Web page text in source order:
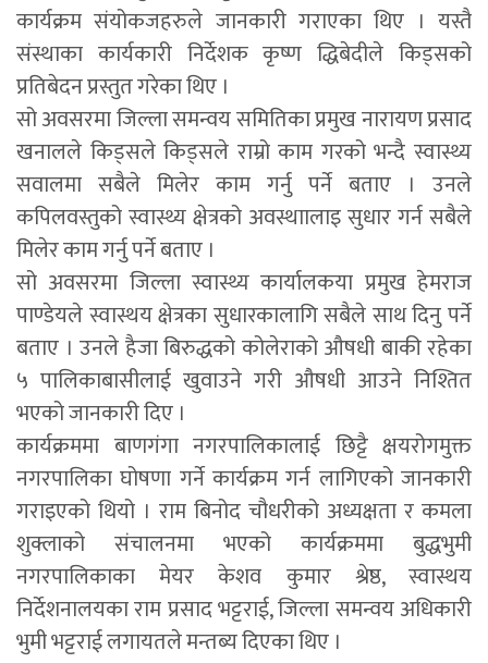
कार्यक्रम संयोकजहरुले जानकारी गराएका थिए । यस्तै
संस्थाका कार्यकारी निर्देशक कृष्ण द्धिबेदीले किड्सको
प्रतिबेदन प्रस्तुत गरेका थिए ।
सो अवसरमा जिल्ला समन्वय समितिका प्रमुख नारायण प्रसाद
खनालले किड्सले किड्सले राम्रो काम गरको भन्दै स्वास्थ्य
सवालमा सबैले मिलेर काम गर्नु पर्ने बताए । उनले
कपिलवस्तुको स्वास्थ्य क्षेत्रको अवस्थाालाइ सुधार गर्न सबैले
मिलेर काम गर्नु पर्ने बताए ।
सो अवसरमा जिल्ला स्वास्थ्य कार्यालकया प्रमुख हेमराज
पाण्डेयले स्वास्थय क्षेत्रका सुधारकालागि सबैले साथ दिनु पर्ने
बताए । उनले हैजा बिरुद्धको कोलेराको औषधी बाकी रहेका
५ पालिकाबासीलाई खुवाउने गरी औषधी आउने निश्तित
भएको जानकारी दिए ।
कार्यक्रममा बाणगंगा नगरपालिकालाई छिट्टै क्षयरोगमुक्त
नगरपालिका घोषणा गर्ने कार्यक्रम गर्न लागिएको जानकारी
गराइएको थियो । राम बिनोद चौधरीको अध्यक्षता र कमला
शुक्लाको संचालनमा भएको कार्यक्रममा बुद्धभुमी
नगरपालिकाका मेयर केशव कुमार श्रेष्ठ, स्वास्थय
निर्देशनालयका राम प्रसाद भट्टराई, जिल्ला समन्वय अधिकारी
भुमी भट्टराई लगायतले मन्तब्य दिएका थिए ।